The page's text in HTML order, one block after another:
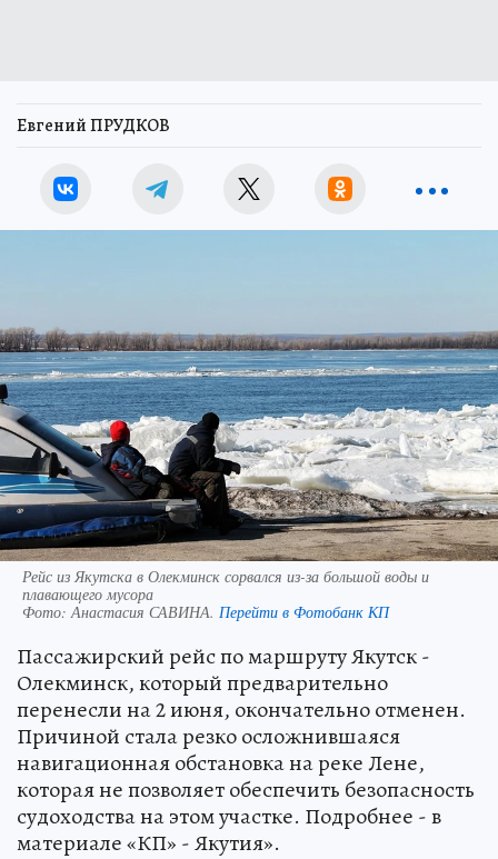
Евгений ПРУДКОВ
Рейс из Якутска в Олекминск сорвался из-за большой воды и
плавающего мусора
Фото: Анастасия САВИНА. Перейти в Фотобанк КП
Пассажирский рейс по маршруту Якутск -
Олекминск, который предварительно
перенесли на 2 июня, окончательно отменен.
Причиной стала резко осложнившаяся
навигационная обстановка на реке Лене,
которая не позволяет обеспечить безопасность
судоходства на этом участке. Подробнее - в
материале «КП» - Якутия».